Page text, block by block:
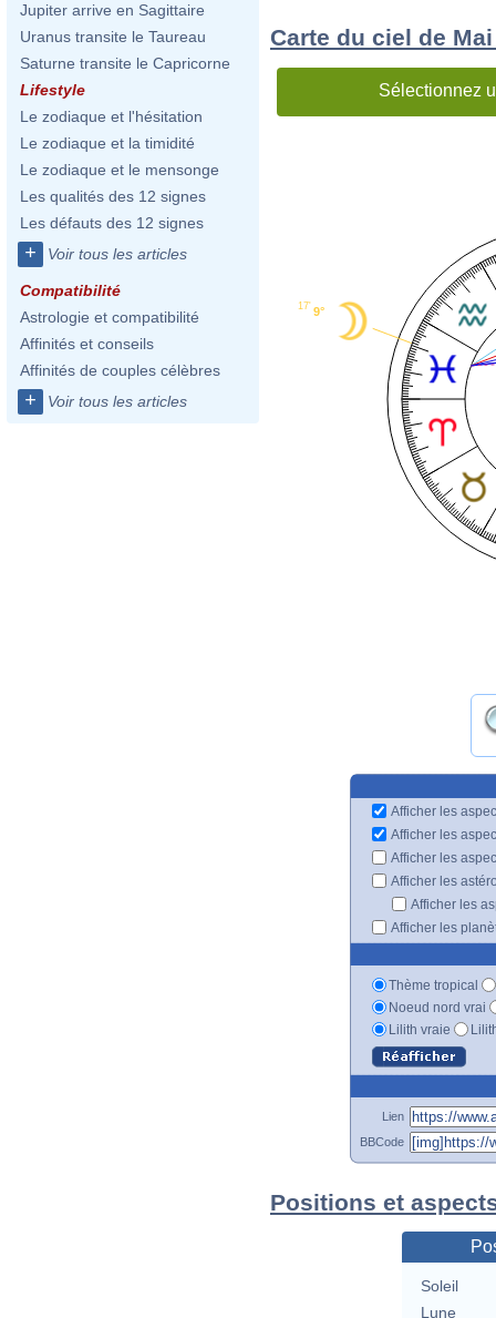
Jupiter arrive en Sagittaire
Uranus transite le Taureau
Saturne transite le Capricorne
Lifestyle
Le zodiaque et l'hésitation
Le zodiaque et la timidité
Le zodiaque et le mensonge
Les qualités des 12 signes
Les défauts des 12 signes
+ Voir tous les articles
Compatibilité
Astrologie et compatibilité
Affinités et conseils
Affinités de couples célèbres
+ Voir tous les articles
Carte du ciel de
Sélectionnez
9°
17'
Afficher les
Afficher les
Afficher les
Afficher les
Afficher les
Afficher les
Thème tropical
Noeud nord vrai
Lilith vraie
Lien
BBCode
Positions et
Soleil
Lune